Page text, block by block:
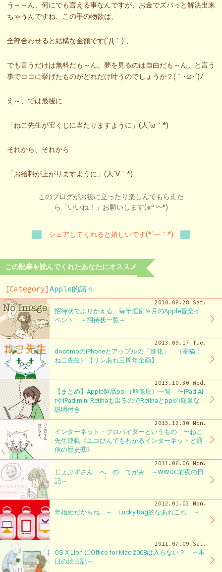
う～～ん、何にでも言える事なんですが、お金でズバっと解決出来
ちゃうんですね、この手の物欲は。
全部合わせると結構な金額です(´Д｀)`、
でも言うだけは無料だも～ん。夢を見るのは自由だも～ん。と言う
事でココに挙げたものがどれだけ叶うのでしょうか？(｀･ω･´)ﾉ
え～、では最後に
「ねこ先生が宝くじに当たりますように」(人´ω｀*)
それから、それから
「お給料が上がりますように」(人´∀｀*)
このブログがお役に立ったり楽しんでもらえた
ら「いいね！」お願いします(๑⁰ 〰⁰)
シェアしてくれると嬉しいです(*´ー｀*)
この記事を読んでくれたあなたにオススメ
[Category]Apple的諸々
2010.08.28 Sat.
招待状でふりかえる、毎年恒例９月のApple音楽イ
ベント ～招待状一覧～
2013.09.17 Tue.
docomoのiPhoneとアップルの「進化」 （寄稿：
ねこ先生）【リンあれ三周年企画】
2013.10.30 Wed.
【まとめ】Apple製品ppi（解像度）一覧 〜iPad Ai
rやiPad mini Retinaも出るのでRetinaとppiの簡単な
説明付き
2013.12.30 Mon.
インターネット・プロバイダーというもの 〜ねこ
先生連載《ユコびんでもわかるインターネットと通
信の歴史⑧》
2011.06.06 Mon.
じょぶずさん へ の てがみ ～WWDC前夜の日
記～
2012.01.02 Mon.
年始めだからね… ～ Lucky Bag的なあれこれ ～
2011.07.09 Sat.
OS X Lion にOffice for Mac 2008は入らない？ ～本
日の絵日記～